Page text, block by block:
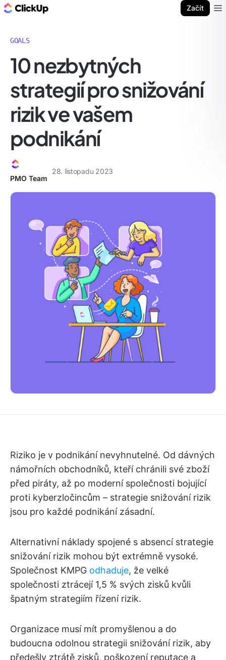
Začít
GOALS
10 nezbytných
strategií pro snižování
rizik ve vašem
podnikání
PMO Team
28. listopadu 2023
Riziko je v podnikání nevyhnutelné. Od dávných
námořních obchodníků, kteří chránili své zboží
před piráty, až po moderní společnosti bojující
proti kyberzločincům – strategie snižování rizik
jsou pro každé podnikání zásadní.
Alternativní náklady spojené s absencí strategie
snižování rizik mohou být extrémně vysoké.
Společnost KMPG odhaduje, že velké
společnosti ztrácejí 1,5 % svých zisků kvůli
špatným strategiím řízení rizik.
Organizace musí mít promyšlenou a do
budoucna odolnou strategii snižování rizik, aby
předešly ztrátě zisků, poškození reputace a